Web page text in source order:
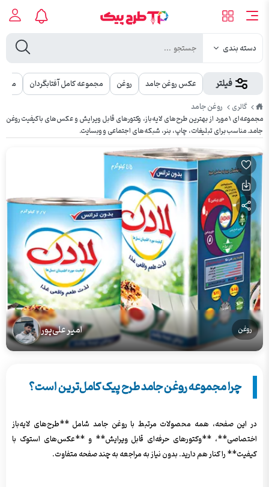
دسته بندی
فیلتر عکس روغن جامد روغن مجموعه کامل آفتابگردان
طرح
پیک
گالری روغن جامد
مجموعه‌ای ۱ مورد از بهترین طرح‌های لایه‌باز، وکتورهای قابل ویرایش و عکس‌های باکیفیت روغن
جامد. مناسب برای تبلیغات، چاپ، بنر، شبکه‌های اجتماعی و وبسایت.
روغن امیر علی‌پور
چرا مجموعه روغن جامد طرح پیک کامل‌ترین است؟
در این صفحه، همه محصولات مرتبط با روغن جامد شامل **طرح‌های لایه‌باز
اختصاصی**، **وکتورهای حرفه‌ای قابل ویرایش** و **عکس‌های استوک با
کیفیت** را کنار هم دارید. بدون نیاز به مراجعه به چند صفحه متفاوت.